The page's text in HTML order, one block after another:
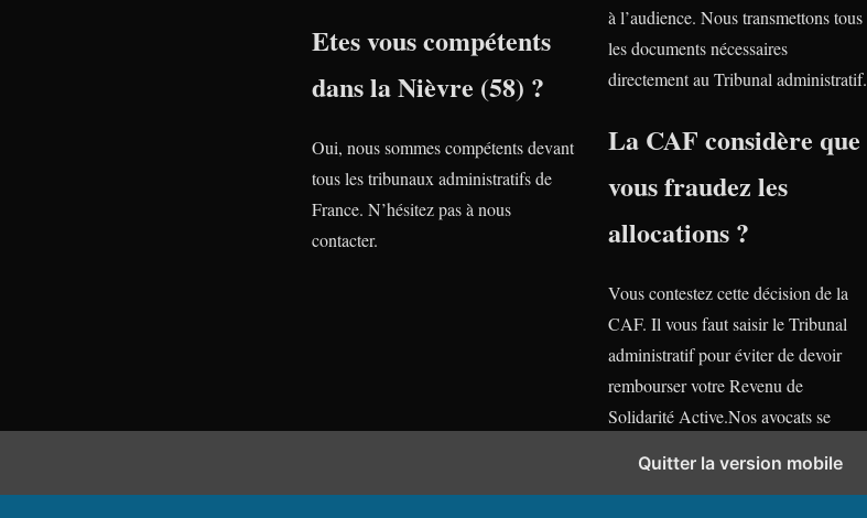
Etes vous compétents
dans la Nièvre (58) ?
Oui, nous sommes compétents devant
tous les tribunaux administratifs de
France. N’hésitez pas à nous
contacter.
à l’audience. Nous transmettons tous
les documents nécessaires
directement au Tribunal administratif.
La CAF considère que
vous fraudez les
allocations ?
Vous contestez cette décision de la
CAF. Il vous faut saisir le Tribunal
administratif pour éviter de devoir
rembourser votre Revenu de
Solidarité Active.Nos avocats se
disposition.
Quitter la version mobile